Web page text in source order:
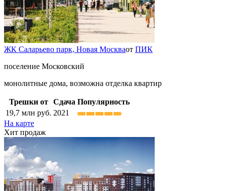
ЖК Саларьево парк, Новая Москваот ПИК
поселение Московский
монолитные дома, возможна отделка квартир
Трешки от Сдача Популярность
19,7 млн руб. 2021
На карте
Хит продаж